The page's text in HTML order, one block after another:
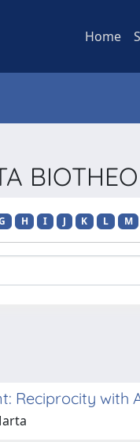
Home
H I J K L M
Reciprocity with